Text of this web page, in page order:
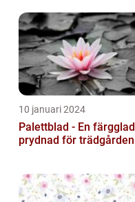
10 januari 2024
Palettblad - En färgglad
prydnad för trädgården